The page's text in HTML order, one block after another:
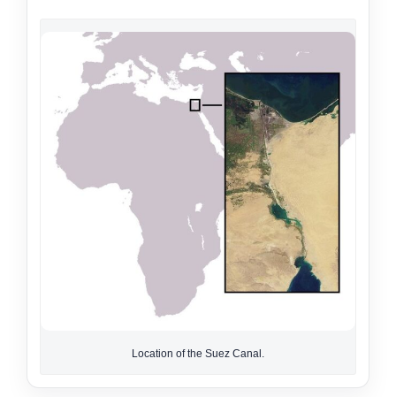
Location of the Suez Canal.